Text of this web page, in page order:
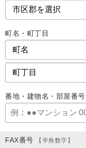
町名・町丁目
番地・建物名・部屋番号
FAX番号 【半角数字】